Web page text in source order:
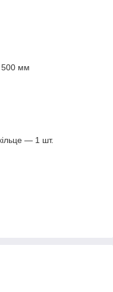
500 мм
— 1 шт.